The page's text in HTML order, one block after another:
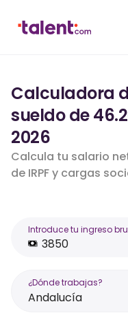
Calculadora
sueldo de
2026
Calcula tu salario
de IRPF y cargas
Introduce tu ingreso
¿Dónde trabajas?
Andalucía